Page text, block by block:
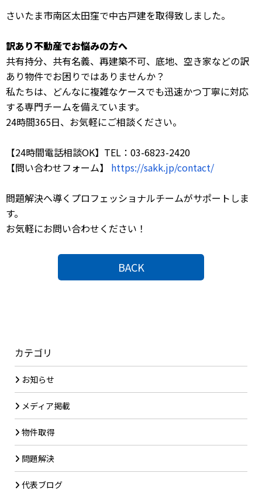
さいたま市南区太田窪で中古戸建を取得致しました。
訳あり不動産でお悩みの方へ
共有持分、共有名義、再建築不可、底地、空き家などの訳
あり物件でお困りではありませんか？
私たちは、どんなに複雑なケースでも迅速かつ丁寧に対応
する専門チームを備えています。
24時間365日、お気軽にご相談ください。
【24時間電話相談OK】TEL：03-6823-2420
【問い合わせフォーム】 https://sakk.jp/contact/
問題解決へ導くプロフェッショナルチームがサポートしま
す。
お気軽にお問い合わせください！
BACK
カテゴリ
お知らせ
メディア掲載
物件取得
問題解決
代表ブログ